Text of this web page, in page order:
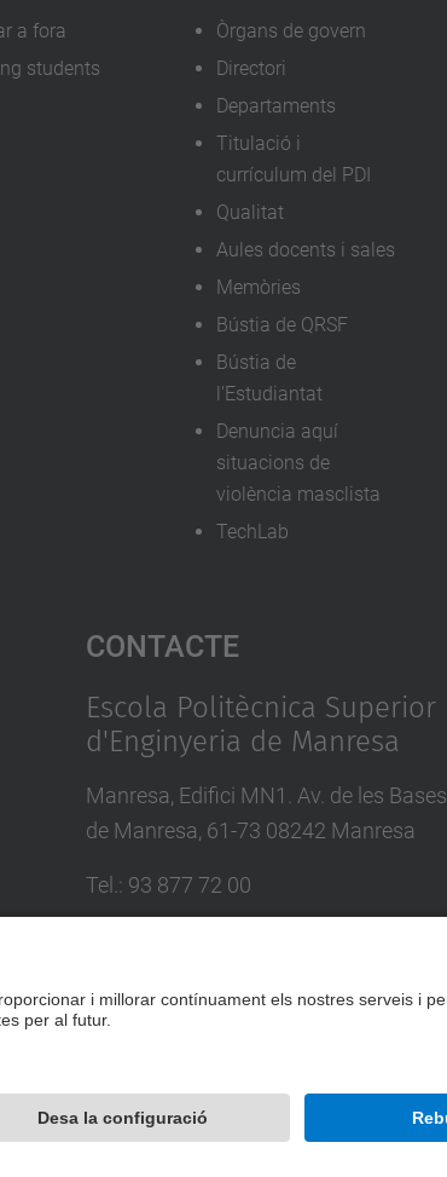
a fora
students
Òrgans de govern
Directori
Departaments
Titulació i
currículum del PDI
Qualitat
Aules docents i sales
Memòries
Bústia de QRSF
Bústia de
l'Estudiantat
Denuncia aquí
situacions de
violència masclista
TechLab
Contacte
Escola Politècnica Superior
d'Enginyeria de Manresa
Manresa, Edifici MN1. Av. de les Bases
de Manresa, 61-73 08242 Manresa
Tel.: 93 877 72 00